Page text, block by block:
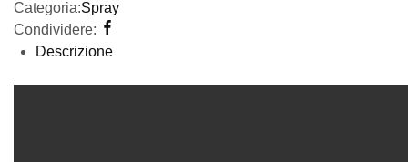
Categoria:Spray
Condividere:
Descrizione